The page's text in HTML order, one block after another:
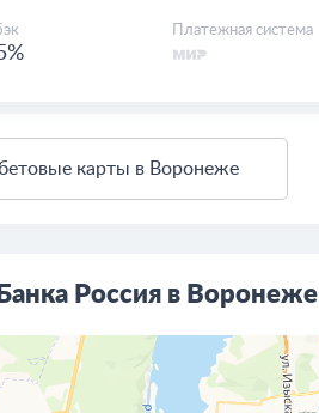
Платежная система
карты в Воронеже
Россия в Воронеже